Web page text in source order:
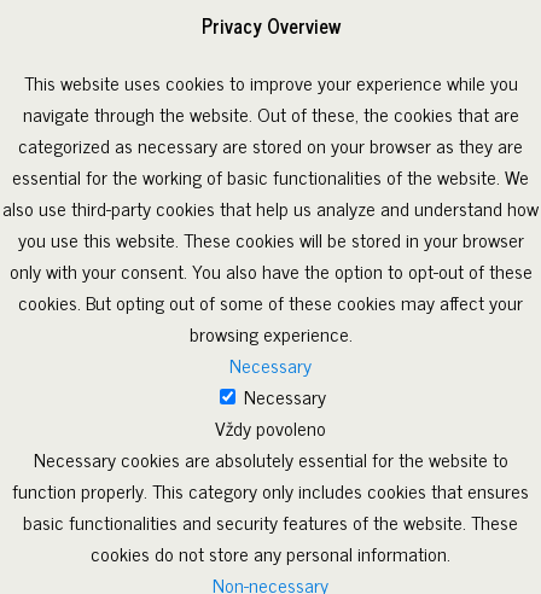
Privacy Overview
This website uses cookies to improve your experience while you
navigate through the website. Out of these, the cookies that are
categorized as necessary are stored on your browser as they are
essential for the working of basic functionalities of the website. We
also use third-party cookies that help us analyze and understand how
you use this website. These cookies will be stored in your browser
only with your consent. You also have the option to opt-out of these
cookies. But opting out of some of these cookies may affect your
browsing experience.
Necessary
Necessary
Vždy povoleno
Necessary cookies are absolutely essential for the website to
function properly. This category only includes cookies that ensures
basic functionalities and security features of the website. These
cookies do not store any personal information.
Non-necessary